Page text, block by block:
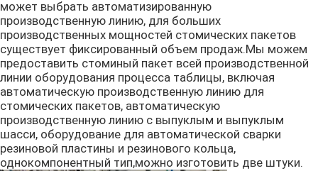
Машина упаковки медицинской трубки
Машина для сборки обратного клапана
Машина для открывания окон пластиковых
может выбрать автоматизированную
производственную линию, для больших
производственных мощностей стомических пакетов
существует фиксированный объем продаж.Мы можем
предоставить стоминый пакет всей производственной
линии оборудования процесса таблицы, включая
автоматическую производственную линию для
стомических пакетов, автоматическую
производственную линию с выпуклым и выпуклым
шасси, оборудование для автоматической сварки
резиновой пластины и резинового кольца,
однокомпонентный тип,можно изготовить две штуки.